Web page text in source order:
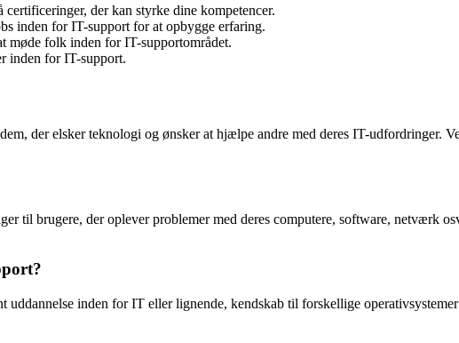
der kan styrke dine kompetencer.
inden for IT-support for at opbygge erfaring.
møde folk inden for IT-supportområdet.
inden for IT-support.
der elsker teknologi og ønsker at hjælpe andre med deres IT-udfordringer.
til brugere, der oplever problemer med deres computere, software, netværk
inden for IT eller lignende, kendskab til forskellige